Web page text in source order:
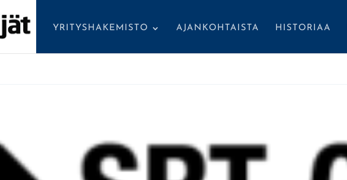
YRITYSHAKEMISTO AJANKOHTAISTA HISTORIAA